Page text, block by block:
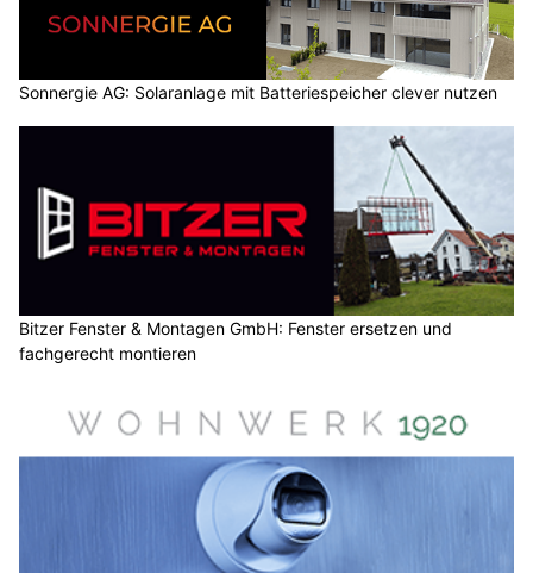
Sonnergie AG: Solaranlage mit Batteriespeicher clever nutzen
Bitzer Fenster & Montagen GmbH: Fenster ersetzen und
fachgerecht montieren